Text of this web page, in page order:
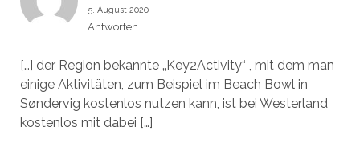
5. August 2020
Antworten
[…] der Region bekannte „Key2Activity“ , mit dem man
einige Aktivitäten, zum Beispiel im Beach Bowl in
Søndervig kostenlos nutzen kann, ist bei Westerland
kostenlos mit dabei […]